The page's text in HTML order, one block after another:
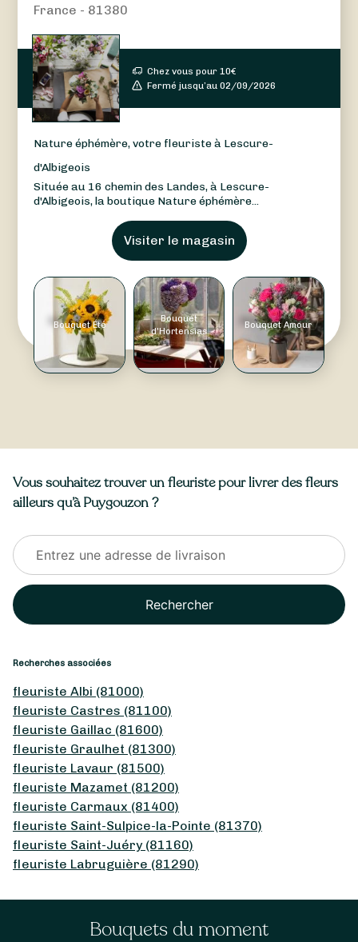
France - 81380
Chez vous pour10€
Fermé jusqu’au 02/09/2026
Nature éphémère, votre fleuriste à Lescure-
d'Albigeois
Située au 16 chemin des Landes, à Lescure-
d'Albigeois, la boutique Nature éphémère...
Visiter le magasin
Bouquet Été
Bouquet
d'Hortensias
Bouquet Amour
Vous souhaitez trouver un fleuriste pour livrer des fleurs
ailleurs qu’à Puygouzon ?
Rechercher
Recherches associées
fleuriste Albi (81000)
fleuriste Castres (81100)
fleuriste Gaillac (81600)
fleuriste Graulhet (81300)
fleuriste Lavaur (81500)
fleuriste Mazamet (81200)
fleuriste Carmaux (81400)
fleuriste Saint-Sulpice-la-Pointe (81370)
fleuriste Saint-Juéry (81160)
fleuriste Labruguière (81290)
Bouquets du moment